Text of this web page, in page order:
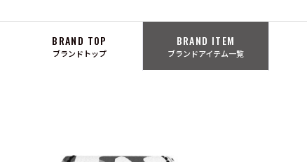
BRAND TOP
ブランドトップ
BRAND ITEM
ブランドアイテム一覧